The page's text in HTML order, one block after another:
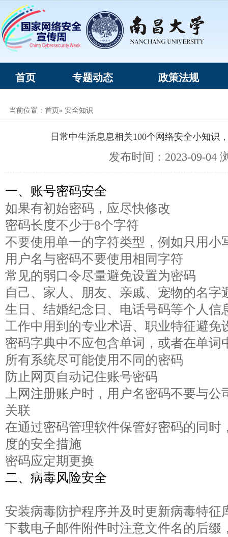
首页 专题动态 政策法规
当前位置： 首页 » 安全知识
日常中生活息息相关100个网络安全小知识
发布时间：2023-09-04
一、账号密码安全
如果有初始密码，应尽快修改
密码长度不少于8个字符
不要使用单一的字符类型，例如只用小
用户名与密码不要使用相同字符
常见的弱口令尽量避免设置为密码
自己、家人、朋友、亲戚、宠物的名字
生日、结婚纪念日、电话号码等个人信
工作中用到的专业术语、职业特征避免
密码字典中不应包含单词，或者在单词
所有系统尽可能使用不同的密码
防止网页自动记住账号密码
上网注册账户时，用户名密码不要与
关联
在通过密码管理软件保管好密码的同时
度的安全措施
密码应定期更换
二、病毒风险安全
安装病毒防护程序并及时更新病毒特征
下载电子邮件附件时注意文件名的后缀